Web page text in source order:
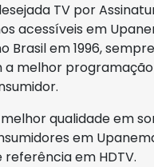
TV por
acessíveis em
Brasil em 1996,
a melhor
qualidade em
em
em HDTV.